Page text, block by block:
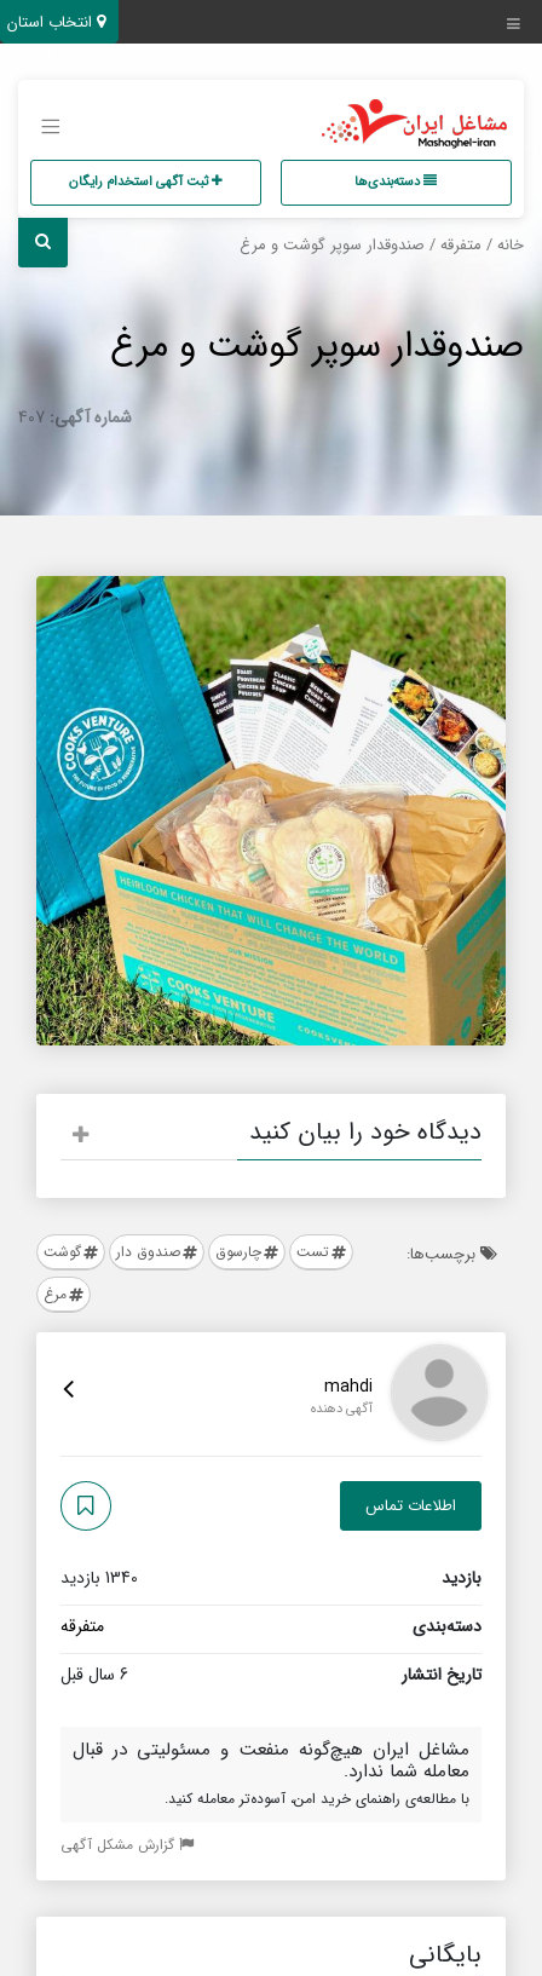
دسته‌بندی‌ها ثبت آگهی استخدام رایگان
خانه / متفرقه / صندوقدار سوپر گوشت و مرغ
صندوقدار سوپر گوشت و مرغ
شماره آگهی: 407
دیدگاه خود را بیان کنید
برچسب‌ها: تست چارسوق صندوق دار
گوشت
مرغ
mahdi
آگهی دهنده
اطلاعات تماس
بازدید
1340 بازدید
دسته‌بندی
متفرقه
تاریخ انتشار
6 سال قبل
مشاغل ایران هیچ‌گونه منفعت و مسئولیتی در قبال
معامله شما ندارد.
با مطالعه‌ی راهنمای خرید امن، آسوده‌تر معامله کنید.
گزارش مشکل آگهی
بایگانی